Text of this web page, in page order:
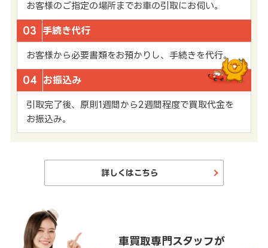
お客様のご指定の場所までお車の引取にお伺い。
03 手続き代行
お客様から必要書類をお預かりし、手続きを代行。
04 お振込み
引取完了後、原則1週間から2週間程度で買取代金を
お振込み。
詳しくはこちら
車買取専門スタッフが